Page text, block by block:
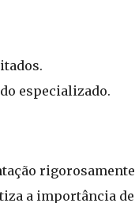
especializado.
rigorosamente
a importância de